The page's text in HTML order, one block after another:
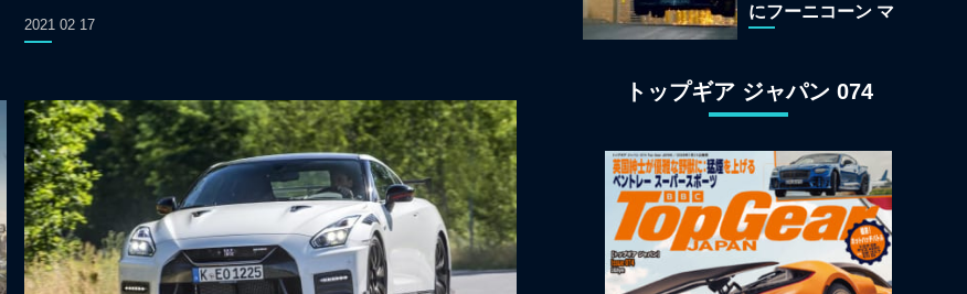
2021 02 17
にフーニコーン マ
トップギア ジャパン 074